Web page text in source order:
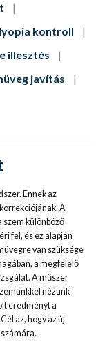
kontroll
illesztés
javítás
Ennek az
A
szem különböző
fel, és ez alapján
van szüksége
a megfelelő
A műszer
nézünk
eredményt a
az, hogy az új